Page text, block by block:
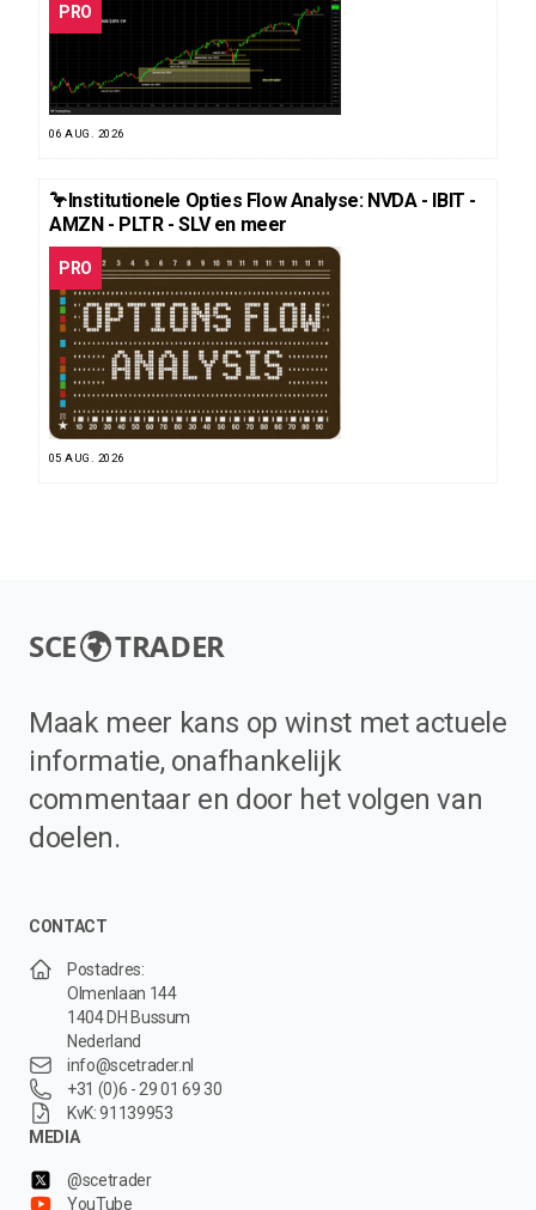
PRO
06 AUG. 2026
🦩Institutionele Opties Flow Analyse: NVDA - IBIT -
AMZN - PLTR - SLV en meer
PRO
05 AUG. 2026
SCE TRADER
Maak meer kans op winst met actuele
informatie, onafhankelijk
commentaar en door het volgen van
doelen.
CONTACT
Postadres:
Olmenlaan 144
1404 DH Bussum
Nederland
info@scetrader.nl
+31 (0)6 - 29 01 69 30
KvK: 91139953
MEDIA
@scetrader
YouTube